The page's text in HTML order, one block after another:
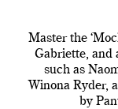
Master the
Gabriette, and
such as
Winona Ryder,
by